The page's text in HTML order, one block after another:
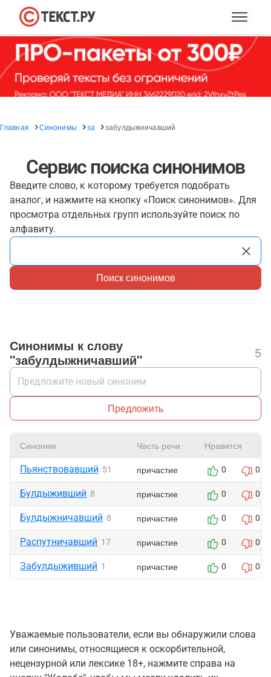
Главная Синонимы за забулдыжничавший
Сервис поиска синонимов
Введите слово, к которому требуется подобрать
аналог, и нажмите на кнопку «Поиск синонимов». Для
просмотра отдельных групп используйте поиск по
алфавиту.
Поиск синонимов
Синонимы к слову
"забулдыжничавший"
5
Предложить
Синоним Часть речи Нравится
Пьянствовавший 51 причастие 0 0
Булдыживший 8 причастие 0 0
Булдыжничавший 8 причастие 0 0
Распутничавший 17 причастие 0 0
Забулдыживший 1 причастие 0 0
Уважаемые пользователи, если вы обнаружили слова
или синонимы, относящиеся к оскорбительной,
нецензурной или лексике 18+, нажмите справа на